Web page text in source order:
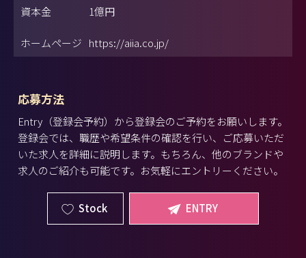
資本金 1億円
ホームページ https://aiia.co.jp/
応募方法
Entry（登録会予約）から登録会のご予約をお願いします。
登録会では、職歴や希望条件の確認を行い、ご応募いただ
いた求人を詳細に説明します。もちろん、他のブランドや
求人のご紹介も可能です。お気軽にエントリーください。
Stock ENTRY